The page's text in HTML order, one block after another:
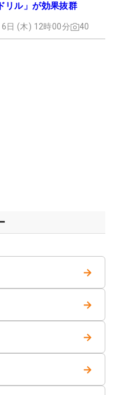
リル」が効果抜群
日 (木) 12時00分 40
→
→
→
→